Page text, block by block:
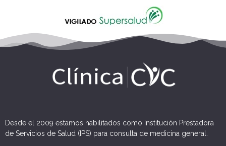
Desde el 2009 estamos habilitados como Institución Prestadora
de Servicios de Salud (IPS) para consulta de medicina general.